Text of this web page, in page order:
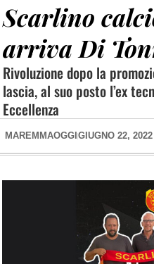
Scarlino
arriva Di
Rivoluzione dopo la
lascia, al suo posto l’ex
Eccellenza
MAREMMAOGGI GIUGNO 22, 2022